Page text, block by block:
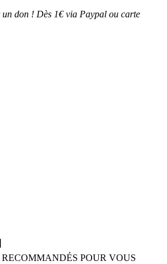
un don ! Dès 1€ via Paypal ou carte
RECOMMANDÉS POUR VOUS